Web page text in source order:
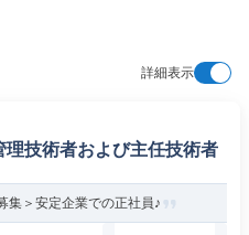
詳細表示
技術者および主任技術者
集＞安定企業での正社員♪